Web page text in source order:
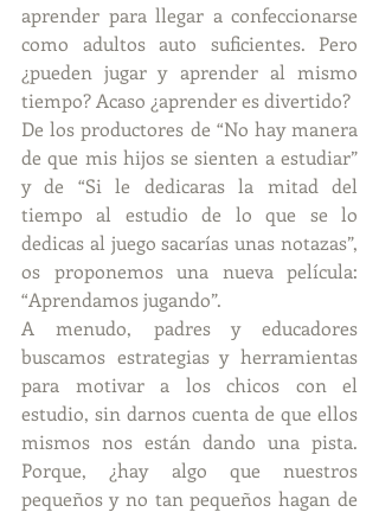
aprender para llegar a confeccionarse
como adultos auto suficientes. Pero
¿pueden jugar y aprender al mismo
tiempo? Acaso ¿aprender es divertido?
De los productores de “No hay manera
de que mis hijos se sienten a estudiar”
y de “Si le dedicaras la mitad del
tiempo al estudio de lo que se lo
dedicas al juego sacarías unas notazas”,
os proponemos una nueva película:
“Aprendamos jugando”.
A menudo, padres y educadores
buscamos estrategias y herramientas
para motivar a los chicos con el
estudio, sin darnos cuenta de que ellos
mismos nos están dando una pista.
Porque, ¿hay algo que nuestros
pequeños y no tan pequeños hagan de